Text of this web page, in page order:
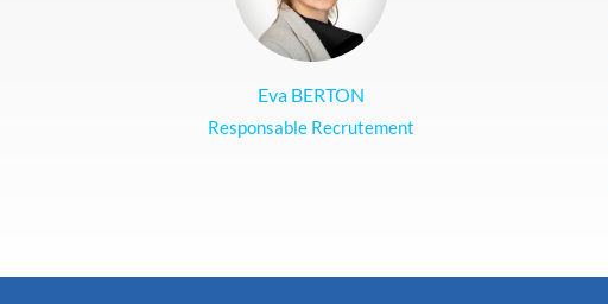
Eva BERTON
Responsable Recrutement